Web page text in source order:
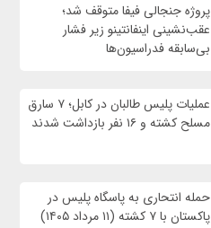
پروژه جنجالی فیفا متوقف شد؛
عقب‌نشینی اینفانتینو زیر فشار
بی‌سابقه فدراسیون‌ها
عملیات پلیس طالبان در کابل؛ ۷ سارق
مسلح کشته و ۱۶ نفر بازداشت شدند
حمله انتحاری به پاسگاه پلیس در
پاکستان با ۷ کشته (۱۱ مرداد ۱۴۰۵)